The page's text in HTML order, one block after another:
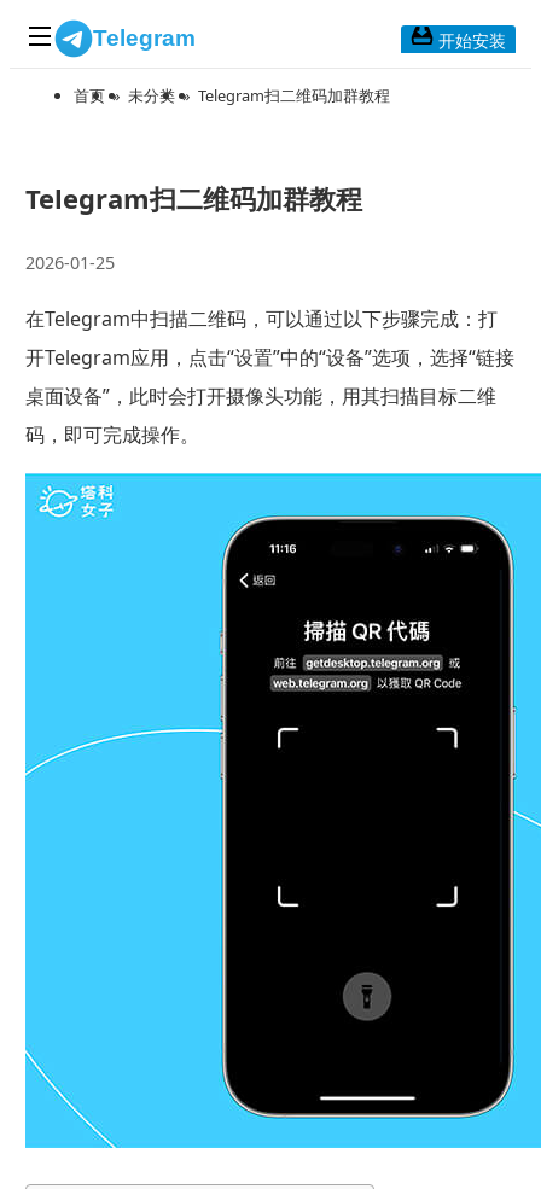
Telegram
应用下载
Telegram Mac版
Telegram安卓版
开始安装
首页 » 未分类 » Telegram扫二维码加群教程
Telegram扫二维码加群教程
2026-01-25
在Telegram中扫描二维码，可以通过以下步骤完成：打
开Telegram应用，点击“设置”中的“设备”选项，选择“链接
桌面设备”，此时会打开摄像头功能，用其扫描目标二维
码，即可完成操作。